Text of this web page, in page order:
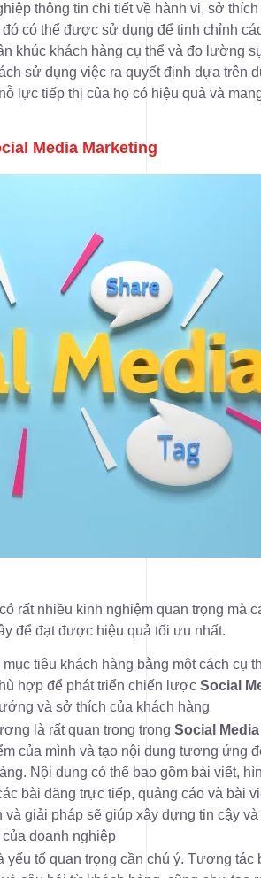
thông tin chi tiết về hành vi, sở thích
có thể được sử dụng để tinh chỉnh
khúc khách hàng cụ thể và đo lường
sử dụng việc ra quyết định dựa trên
lực tiếp thị của họ có hiệu quả và
Media Marketing
rất nhiều kinh nghiệm quan trọng mà
để đạt được hiệu quả tối ưu nhất.
tiêu khách hàng bằng một cách cụ
hợp để phát triển chiến lược Social
và sở thích của khách hàng
là rất quan trọng trong Social
của mình và tạo nội dung tương ứng
Nội dung có thể bao gồm bài viết,
bài đăng trực tiếp, quảng cáo và bài
giải pháp sẽ giúp xây dựng tin cậy
doanh nghiệp
tố quan trọng cần chú ý. Tương tác